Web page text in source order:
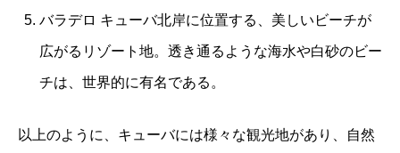
バラデロ キューバ北岸に位置する、美しいビーチが
広がるリゾート地。透き通るような海水や白砂のビー
チは、世界的に有名である。
以上のように、キューバには様々な観光地があり、自然